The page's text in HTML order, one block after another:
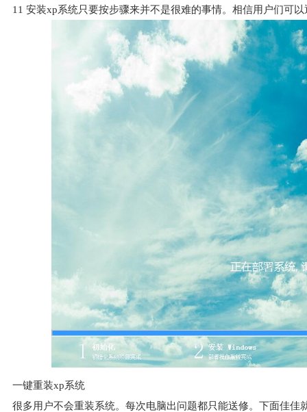
11 安装xp系统只要按步骤来并不是很难的事情。相信用户们可
一键重装xp系统
很多用户不会重装系统。每次电脑出问题都只能送修。下面佳佳